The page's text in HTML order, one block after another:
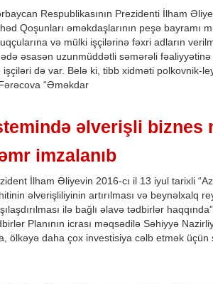
Respublikasının Prezidenti İlham
Qoşunları əməkdaşlarının peşə bayramı
və mülki işçilərinə fəxri adların
əsasən uzunmüddətli səmərəli
işçiləri də var. Belə ki, tibb xidməti polkovnik-
“Əməkdar
əlverişli biznes
imzalanıb
İlham Əliyevin 2016-cı il 13 iyul tarixli
əlverişliliyinin artırılması və beynəlxalq
ilə bağlı əlavə tədbirlər
Planının icrası məqsədilə Səhiyyə
ölkəyə daha çox investisiya cəlb etmək